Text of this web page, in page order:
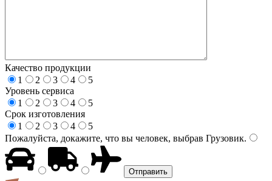
Качество продукции
1
2 3 4
5
Уровень сервиса
1
2 3 4
5
Срок изготовления
1
2 3 4
5
Пожалуйста, докажите, что вы человек, выбрав Грузовик.